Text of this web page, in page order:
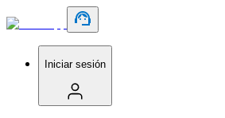
Iniciar sesión